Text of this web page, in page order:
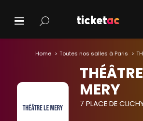
Home Toutes nos salles à Paris
MERY
7 PLACE DE